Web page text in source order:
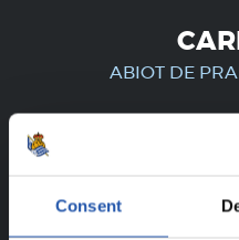
Consent
ABIOT DE